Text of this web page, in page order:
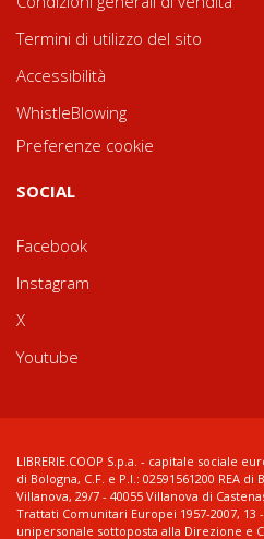
Termini di utilizzo del sito
Accessibilità
WhistleBlowing
Preferenze cookie
SOCIAL
Facebook
Instagram
X
Youtube
LIBRERIE.COOP S.p.a. - capitale sociale
di Bologna, C.F. e P.I.: 02591561200 REA di
Villanova, 29/7 - 40055 Villanova di
Trattati Comunitari Europei 1957-2007, 13
unipersonale sottoposta alla Direzione e